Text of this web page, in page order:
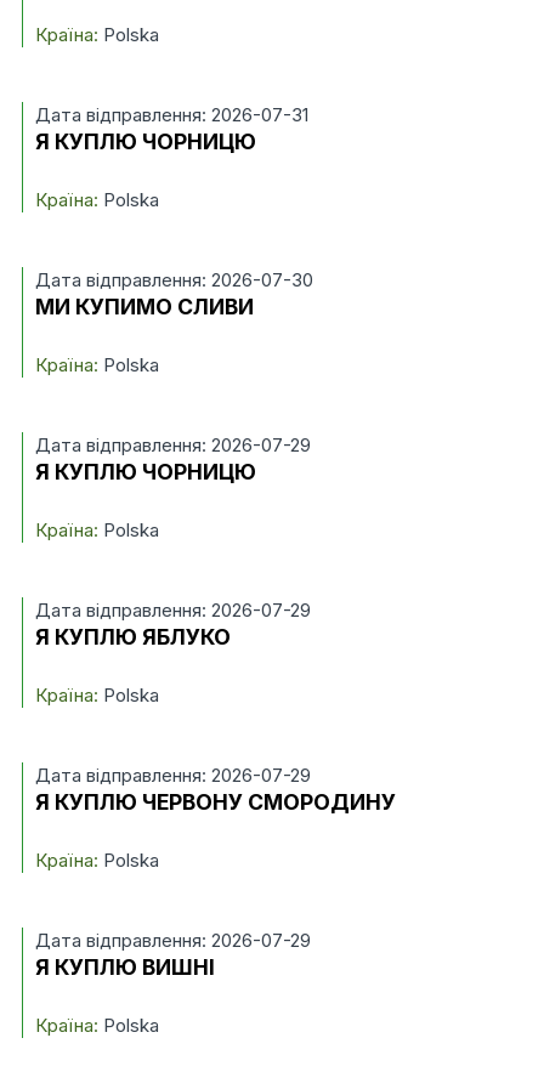
Країна: Polska
Дата відправлення: 2026-07-31
Я КУПЛЮ ЧОРНИЦЮ
Країна: Polska
Дата відправлення: 2026-07-30
МИ КУПИМО СЛИВИ
Країна: Polska
Дата відправлення: 2026-07-29
Я КУПЛЮ ЧОРНИЦЮ
Країна: Polska
Дата відправлення: 2026-07-29
Я КУПЛЮ ЯБЛУКО
Країна: Polska
Дата відправлення: 2026-07-29
Я КУПЛЮ ЧЕРВОНУ СМОРОДИНУ
Країна: Polska
Дата відправлення: 2026-07-29
Я КУПЛЮ ВИШНІ
Країна: Polska